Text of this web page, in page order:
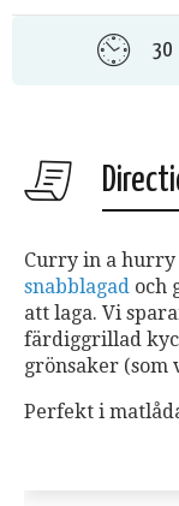
30
Curry in a
snabblagad och
att laga. Vi
färdiggrillad
grönsaker (som
Perfekt i